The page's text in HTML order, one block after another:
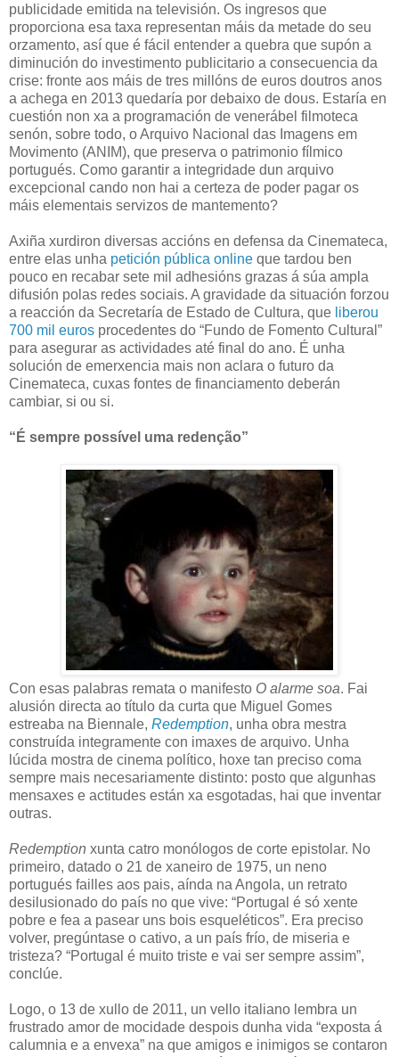
publicidade emitida na televisión. Os ingresos que
proporciona esa taxa representan máis da metade do seu
orzamento, así que é fácil entender a quebra que supón a
diminución do investimento publicitario a consecuencia da
crise: fronte aos máis de tres millóns de euros doutros anos
a achega en 2013 quedaría por debaixo de dous. Estaría en
cuestión non xa a programación de venerábel filmoteca
senón, sobre todo, o Arquivo Nacional das Imagens em
Movimento (ANIM), que preserva o patrimonio fílmico
portugués. Como garantir a integridade dun arquivo
excepcional cando non hai a certeza de poder pagar os
máis elementais servizos de mantemento?
Axiña xurdiron diversas accións en defensa da Cinemateca,
entre elas unha petición pública online que tardou ben
pouco en recabar sete mil adhesións grazas á súa ampla
difusión polas redes sociais. A gravidade da situación forzou
a reacción da Secretaría de Estado de Cultura, que liberou
700 mil euros procedentes do “Fundo de Fomento Cultural”
para asegurar as actividades até final do ano. É unha
solución de emerxencia mais non aclara o futuro da
Cinemateca, cuxas fontes de financiamento deberán
cambiar, si ou si.
“É sempre possível uma redenção”
Con esas palabras remata o manifesto O alarme soa. Fai
alusión directa ao título da curta que Miguel Gomes
estreaba na Biennale, Redemption, unha obra mestra
construída integramente con imaxes de arquivo. Unha
lúcida mostra de cinema político, hoxe tan preciso coma
sempre mais necesariamente distinto: posto que algunhas
mensaxes e actitudes están xa esgotadas, hai que inventar
outras.
Redemption xunta catro monólogos de corte epistolar. No
primeiro, datado o 21 de xaneiro de 1975, un neno
portugués failles aos pais, aínda na Angola, un retrato
desilusionado do país no que vive: “Portugal é só xente
pobre e fea a pasear uns bois esqueléticos”. Era preciso
volver, pregúntase o cativo, a un país frío, de miseria e
tristeza? “Portugal é muito triste e vai ser sempre assim”,
conclúe.
Logo, o 13 de xullo de 2011, un vello italiano lembra un
frustrado amor de mocidade despois dunha vida “exposta á
calumnia e a envexa” na que amigos e inimigos se contaron